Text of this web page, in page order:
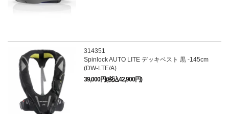
314351
Spinlock AUTO LITE デッキベスト 黒 -145cm
(DW-LTE/A)
39,000円(税込42,900円)